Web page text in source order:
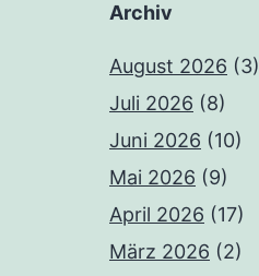
Archiv
August 2026 (3)
Juli 2026 (8)
Juni 2026 (10)
Mai 2026 (9)
April 2026 (17)
März 2026 (2)